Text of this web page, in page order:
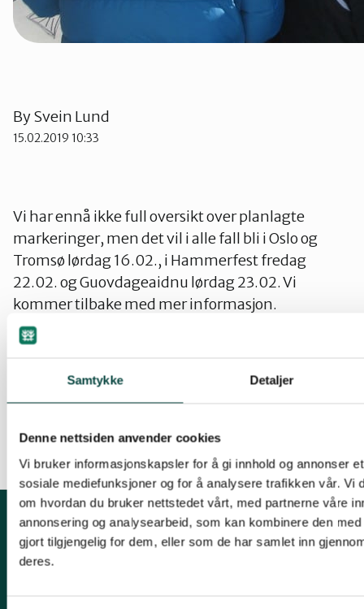
Samtykke Detaljer
Denne nettsiden anvender cookies
Vi bruker informasjonskapsler for å gi innhold og annonser
sosiale mediefunksjoner og for å analysere trafikken vår. Vi
om hvordan du bruker nettstedet vårt, med partnerne våre
annonsering og analysearbeid, som kan kombinere den
gjort tilgjengelig for dem, eller som de har samlet inn
deres.
BySvein Lund
15.02.2019 10:33
Vi har ennå ikke full oversikt over planlagte
markeringer, men det vil i alle fall bli i Oslo og
Tromsø lørdag 16.02., i Hammerfest fredag
22.02. og Guovdageaidnu lørdag 23.02. Vi
kommer tilbake med mer informasjon.
I mellomtida oppfordrer vi til å spre vår
bakgrunnsinformasjon om saka, som er
https://naturvernforbundet.no/finnmark/
Kontakt fylkeslaget